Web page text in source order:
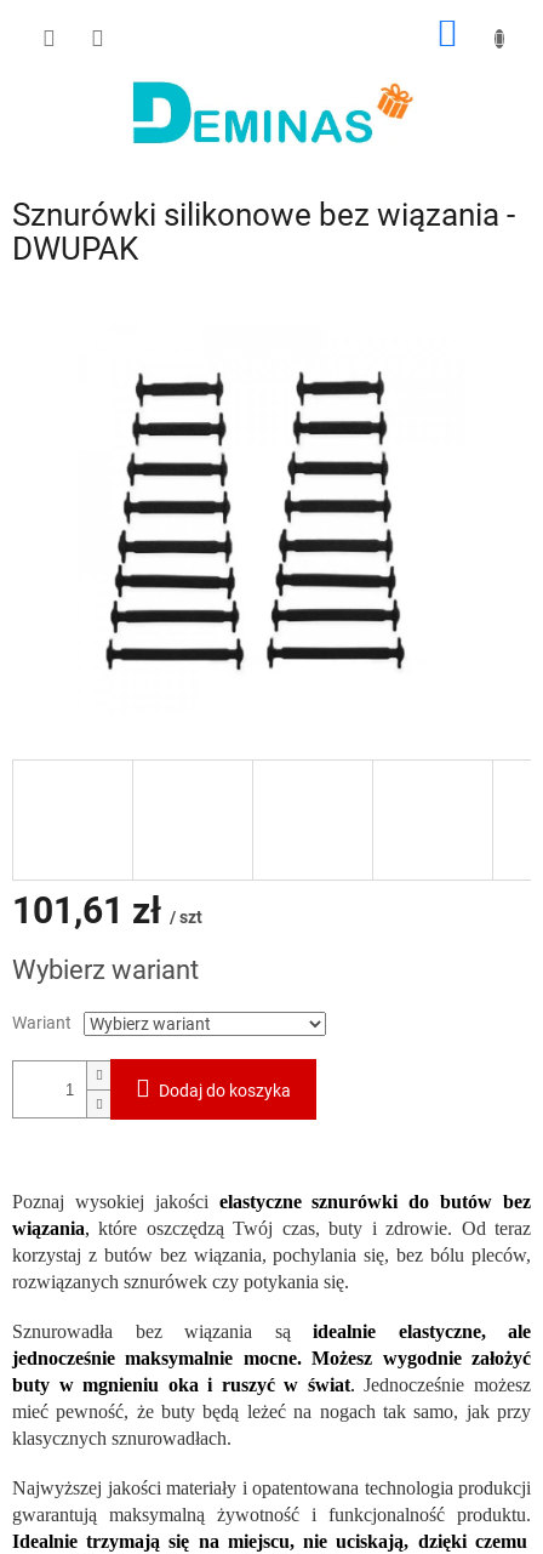
Sznurówki silikonowe bez wiązania -
DWUPAK
101,61 zł / szt
jednostkowa:
Wybierz wariant
Wariant
Dodaj do koszyka
Poznaj wysokiej jakości elastyczne sznurówki do butów bez
wiązania, które oszczędzą Twój czas, buty i zdrowie. Od teraz
korzystaj z butów bez wiązania, pochylania się, bez bólu pleców,
rozwiązanych sznurówek czy potykania się.
Sznurowadła bez wiązania są idealnie elastyczne, ale
jednocześnie maksymalnie mocne. Możesz wygodnie założyć
buty w mgnieniu oka i ruszyć w świat. Jednocześnie możesz
mieć pewność, że buty będą leżeć na nogach tak samo, jak przy
klasycznych sznurowadłach.
Najwyższej jakości materiały i opatentowana technologia produkcji
gwarantują maksymalną żywotność i funkcjonalność produktu.
Idealnie trzymają się na miejscu, nie uciskają, dzięki czemu